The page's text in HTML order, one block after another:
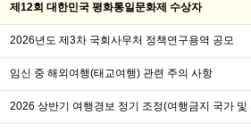
제12회 대한민국 평화통일문화제 수상자
2026년도 제3차 국회사무처 정책연구용역 공모
임신 중 해외여행(태교여행) 관련 주의 사항